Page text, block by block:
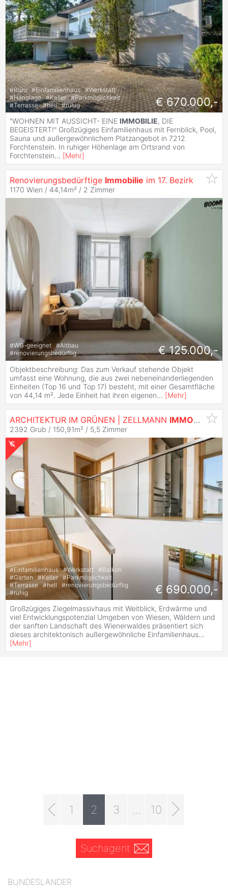
#Büro #Einfamilienhaus #Werkstatt
#Hanglage #Keller #Parkmöglichkeit
#Terrasse #hell #ruhig € 670.000,-
"WOHNEN MIT AUSSICHT- EINE IMMOBILIE, DIE
BEGEISTERT!" Großzügiges Einfamilienhaus mit Fernblick, Pool,
Sauna und außergewöhnlichem Platzangebot in 7212
Forchtenstein. In ruhiger Höhenlage am Ortsrand von
Forchtenstein... [Mehr]
Renovierungsbedürftige Immobilie im 17. Bezirk
1170 Wien / 44,14m² / 2 Zimmer
#WG-geeignet #Altbau
#renovierungsbedürftig € 125.000,-
Objektbeschreibung: Das zum Verkauf stehende Objekt
umfasst eine Wohnung, die aus zwei nebeneinanderliegenden
Einheiten (Top 16 und Top 17) besteht, mit einer Gesamtfläche
von 44,14 m². Jede Einheit hat ihren eigenen... [Mehr]
ARCHITEKTUR IM GRÜNEN | ZELLMANN IMMOBILIEN
2392 Grub / 150,91m² / 5,5 Zimmer
#Einfamilienhaus #Werkstatt #Balkon
#Garten #Keller #Parkmöglichkeit
#Terrasse #hell #renovierungsbedürftig
#ruhig € 690.000,-
Großzügiges Ziegelmassivhaus mit Weitblick, Erdwärme und
viel Entwicklungspotenzial Umgeben von Wiesen, Wäldern und
der sanften Landschaft des Wienerwaldes präsentiert sich
dieses architektonisch außergewöhnliche Einfamilienhaus...
[Mehr]
1 2 3 10
Suchagent
BUNDESLÄNDER